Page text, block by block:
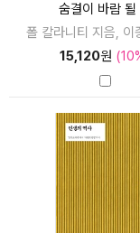
숨결이 바람 될
폴 칼라니티 지음, 이
15,120원